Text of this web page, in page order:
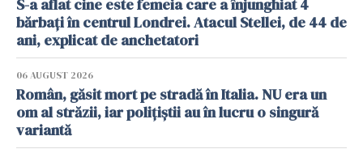
S-a aflat cine este femeia care a înjunghiat 4
bărbați în centrul Londrei. Atacul Stellei, de 44 de
ani, explicat de anchetatori
06 AUGUST 2026
Român, găsit mort pe stradă în Italia. NU era un
om al străzii, iar polițiștii au în lucru o singură
variantă